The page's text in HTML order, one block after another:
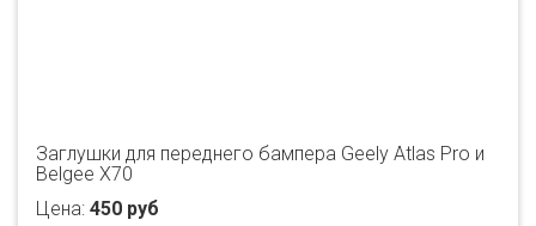
Заглушки для переднего бампера Geely Atlas Pro и
Belgee X70
Цена: 450 руб